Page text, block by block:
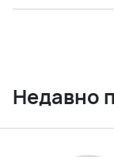
Недавно